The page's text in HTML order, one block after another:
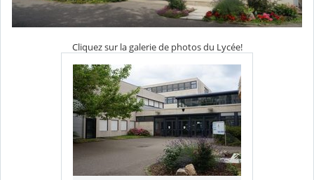
Cliquez sur la galerie de photos du Lycée!